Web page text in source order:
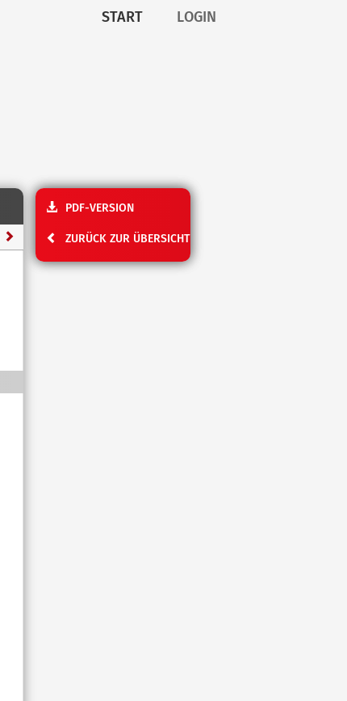
START LOGIN
PDF-VERSION
ZURÜCK ZUR ÜBERSICHT